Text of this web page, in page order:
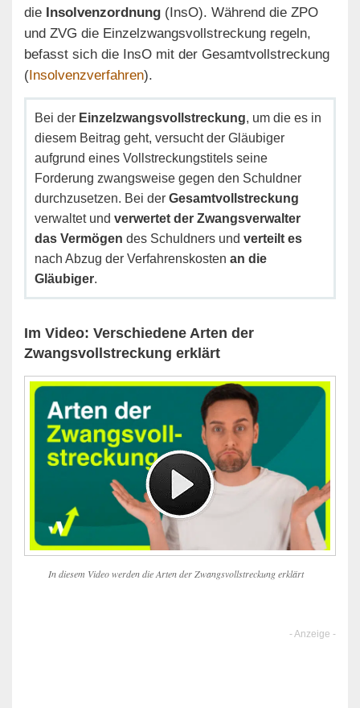
die
Insolvenzordnung (InsO). Während die ZPO
und ZVG die Einzelzwangsvollstreckung regeln,
befasst sich die InsO mit der Gesamtvollstreckung
( Insolvenzverfahren).
Bei der Einzelzwangsvollstreckung, um die es in
diesem Beitrag geht, versucht der Gläubiger
aufgrund eines Vollstreckungstitels seine
Forderung zwangsweise gegen den Schuldner
durchzusetzen. Bei der Gesamtvollstreckung
verwaltet und verwertet der Zwangsverwalter
das Vermögen des Schuldners und verteilt es
nach Abzug der Verfahrenskosten an die
Gläubiger.
Im Video: Verschiedene Arten der
Zwangsvollstreckung erklärt
In diesem Video werden die Arten der Zwangsvollstreckung erklärt